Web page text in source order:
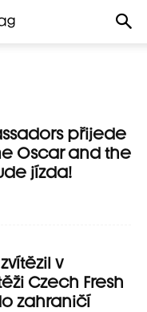
přijede
Oscar and the
jízda!
v
Czech Fresh
zahraničí